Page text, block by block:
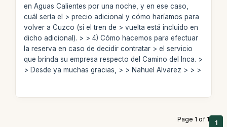
en Aguas Calientes por una noche, y en ese caso,
cuál sería el > precio adicional y cómo haríamos para
volver a Cuzco (si el tren de > vuelta está incluido en
dicho adicional). > > 4) Cómo hacemos para efectuar
la reserva en caso de decidir contratar > el servicio
que brinda su empresa respecto del Camino del Inca. >
> Desde ya muchas gracias, > > Nahuel Alvarez > > >
Page 1 of 1 1